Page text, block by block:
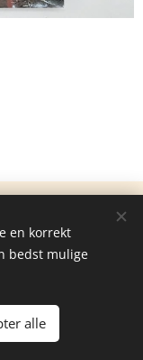
en korrekt
bedst mulige
alle